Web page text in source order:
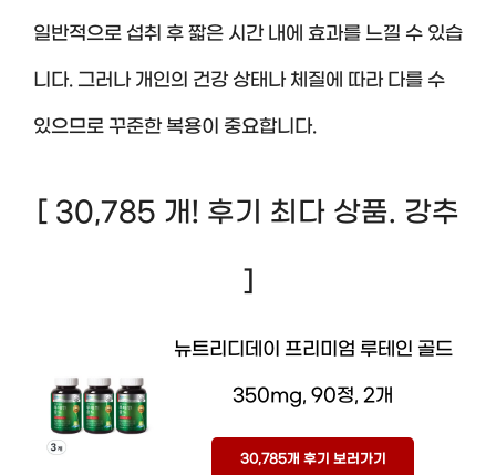
일반적으로 섭취 후 짧은 시간 내에 효과를 느낄 수 있습
니다. 그러나 개인의 건강 상태나 체질에 따라 다를 수
있으므로 꾸준한 복용이 중요합니다.
[ 30,785 개! 후기 최다 상품. 강추
]
뉴트리디데이 프리미엄 루테인 골드
350mg, 90정, 2개
30,785개 후기 보러가기